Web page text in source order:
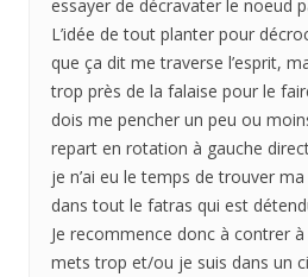
essayer de décravater le noeud
L’idée de tout planter pour
que ça dit me traverse l’esprit,
trop près de la falaise pour le
dois me pencher un peu ou
repart en rotation à gauche
je n’ai eu le temps de trouver
dans tout le fatras qui est
Je recommence donc à contrer
mets trop et/ou je suis dans un